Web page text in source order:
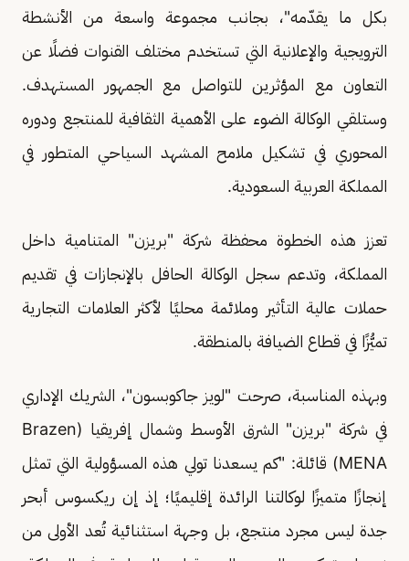
بكل ما يقدّمه"، بجانب مجموعة واسعة من الأنشطة
الترويجية والإعلانية التي تستخدم مختلف القنوات فضلًا عن
التعاون مع المؤثرين للتواصل مع الجمهور المستهدف.
وستلقي الوكالة الضوء على الأهمية الثقافية للمنتجع ودوره
المحوري في تشكيل ملامح المشهد السياحي المتطور في
المملكة العربية السعودية.
تعزز هذه الخطوة محفظة شركة "بريزن" المتنامية داخل
المملكة، وتدعم سجل الوكالة الحافل بالإنجازات في تقديم
حملات عالية التأثير وملائمة محليًا لأكثر العلامات التجارية
تميُّزًا في قطاع الضيافة بالمنطقة.
وبهذه المناسبة، صرحت "لويز جاكوبسون"، الشريك الإداري
في شركة "بريزن" الشرق الأوسط وشمال إفريقيا (Brazen
MENA) قائلة: "كم يسعدنا تولي هذه المسؤولية التي تمثل
إنجازًا متميزًا لوكالتنا الرائدة إقليميًا؛ إذ إن ريكسوس أبحر
جدة ليس مجرد منتجع، بل وجهة استثنائية تُعد الأولى من